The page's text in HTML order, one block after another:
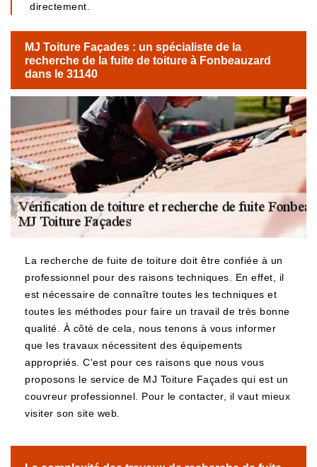
directement.
MJ Toiture Façades : un spécialiste de la
recherche de la fuite de toiture à Fonbeauzard
dans le 31140
La recherche de fuite de toiture doit être confiée à un
professionnel pour des raisons techniques. En effet, il
est nécessaire de connaître toutes les techniques et
toutes les méthodes pour faire un travail de très bonne
qualité. À côté de cela, nous tenons à vous informer
que les travaux nécessitent des équipements
appropriés. C'est pour ces raisons que nous vous
proposons le service de MJ Toiture Façades qui est un
couvreur professionnel. Pour le contacter, il vaut mieux
visiter son site web.